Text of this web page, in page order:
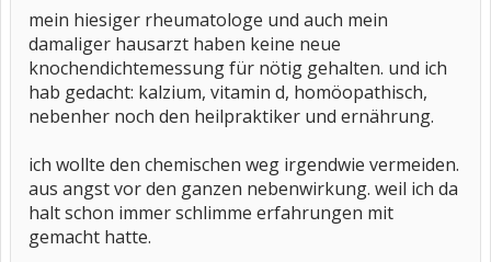
mein hiesiger rheumatologe und auch mein
damaliger hausarzt haben keine neue
knochendichtemessung für nötig gehalten. und ich
hab gedacht: kalzium, vitamin d, homöopathisch,
nebenher noch den heilpraktiker und ernährung.
ich wollte den chemischen weg irgendwie vermeiden.
aus angst vor den ganzen nebenwirkung. weil ich da
halt schon immer schlimme erfahrungen mit
gemacht hatte.